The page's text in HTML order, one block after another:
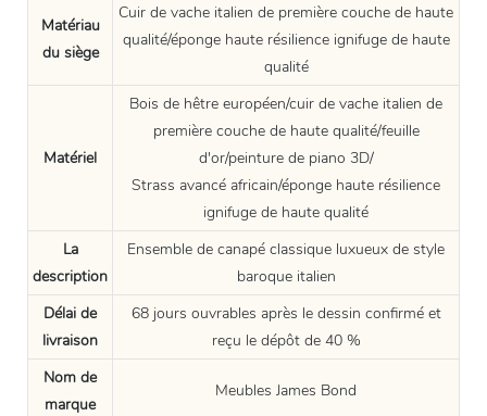
Matériau
du siège
Cuir de vache italien de première couche de haute
qualité/éponge haute résilience ignifuge de haute
qualité
Matériel
Bois de hêtre européen/cuir de vache italien de
première couche de haute qualité/feuille
d'or/peinture de piano 3D/
Strass avancé africain/éponge haute résilience
ignifuge de haute qualité
La
description
Ensemble de canapé classique luxueux de style
baroque italien
Délai de
livraison
68 jours ouvrables après le dessin confirmé et
reçu le dépôt de 40 %
Nom de
marque
Meubles James Bond